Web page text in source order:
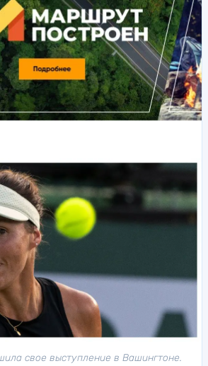
свое выступление в Вашингтоне.